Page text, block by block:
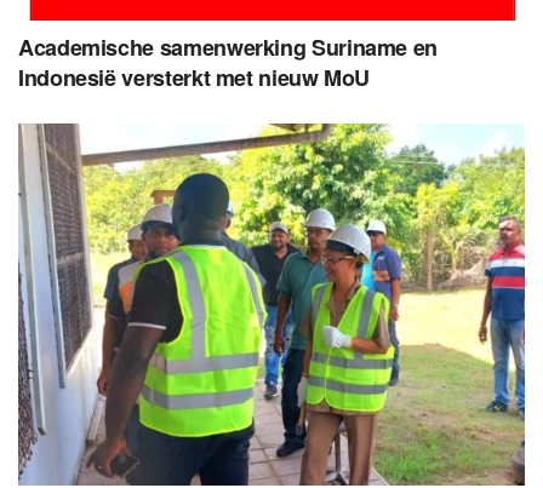
Academische samenwerking Suriname en
Indonesië versterkt met nieuw MoU